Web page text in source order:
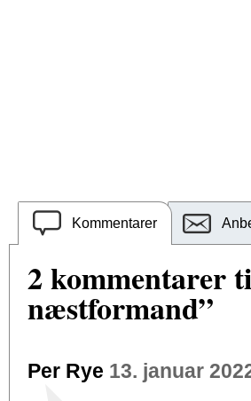
Kommentarer
2 kommentarer
næstformand”
Per Rye 13. januar